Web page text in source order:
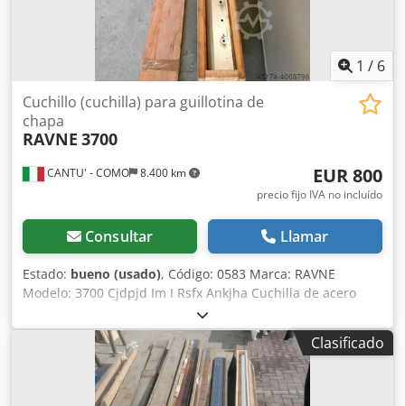
1 / 6
CANTU' - COMO 8.400 km
Cuchillo (cuchilla) para guillotina de
chapa
RAVNE 3700
EUR 800
precio fijo IVA no incluído
Consultar Llamar
Estado: bueno (usado), Código: 0583 Marca: RAVNE
Modelo: 3700 Cjdpjd Im I Rsfx Ankjha Cuchilla de acero
integral para guillotina de chapas de madera, de 3600 mm
Longitud: 3700 mm Altura: 110 mm Grosor: 12 mm
Clasificado